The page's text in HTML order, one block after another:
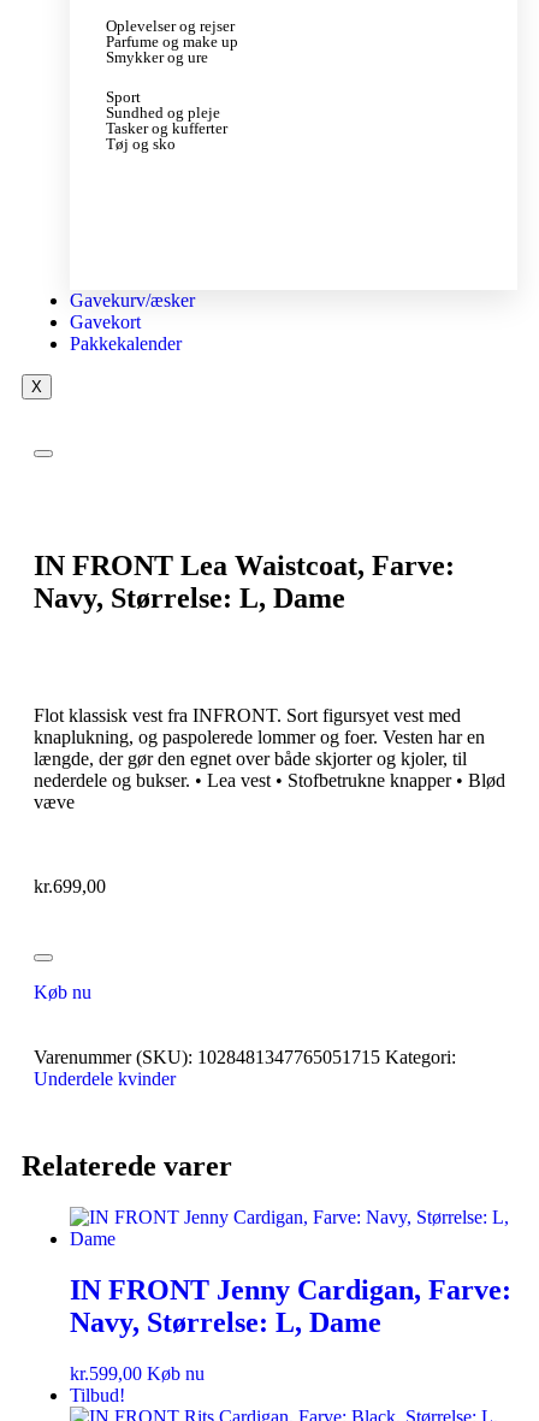
Oplevelser og rejser
Parfume og make up
Smykker og ure
Sport
Sundhed og pleje
Tasker og kufferter
Tøj og sko
Gavekurv/æsker
Gavekort
Pakkekalender
X
IN FRONT Lea Waistcoat, Farve:
Navy, Størrelse: L, Dame
Flot klassisk vest fra INFRONT. Sort figursyet vest med
knaplukning, og paspolerede lommer og foer. Vesten har en
længde, der gør den egnet over både skjorter og kjoler, til
nederdele og bukser. • Lea vest • Stofbetrukne knapper • Blød
væve
kr.699,00
Køb nu
Varenummer (SKU): 1028481347765051715 Kategori:
Underdele kvinder
Relaterede varer
IN FRONT Jenny Cardigan, Farve:
Navy, Størrelse: L, Dame
kr.599,00 Køb nu
Tilbud!